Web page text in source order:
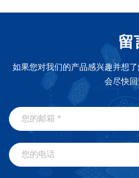
留
如果您对我们的产品感兴趣并想
会尽快